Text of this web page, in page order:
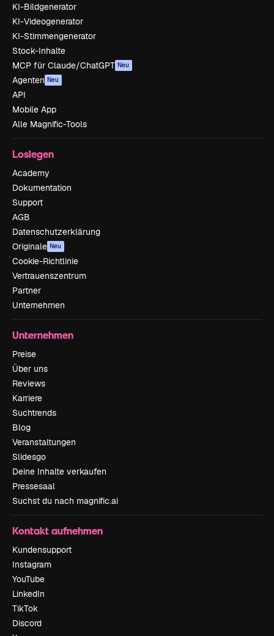
KI-Bildgenerator
KI-Videogenerator
KI-Stimmengenerator
Stock-Inhalte
MCP für Claude/ChatGPT Neu
Agenten Neu
API
Mobile App
Alle Magnific-Tools
Loslegen
Academy
Dokumentation
Support
AGB
Datenschutzerklärung
Originale Neu
Cookie-Richtlinie
Vertrauenszentrum
Partner
Unternehmen
Unternehmen
Preise
Über uns
Reviews
Karriere
Suchtrends
Blog
Veranstaltungen
Slidesgo
Deine Inhalte verkaufen
Pressesaal
Suchst du nach magnific.ai
Kontakt aufnehmen
Kundensupport
Instagram
YouTube
LinkedIn
TikTok
Discord